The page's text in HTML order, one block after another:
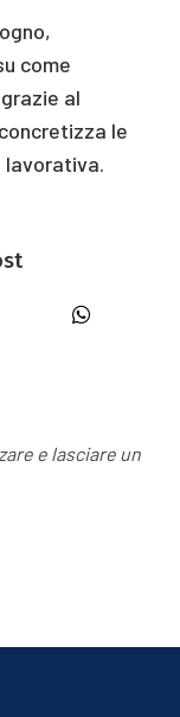
come
al
le
lavorativa.
e lasciare un